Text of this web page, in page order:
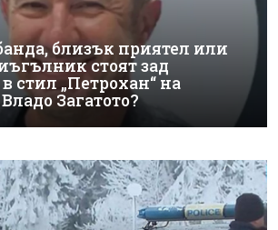
близък приятел или
стоят зад
стил „Петрохан“ на
Загатото?